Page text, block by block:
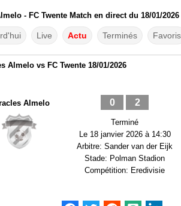
- FC Twente Match en direct du 18/01/2026
Live Actu Terminés Favoris
Almelo vs FC Twente 18/01/2026
Almelo 0 2
Terminé
Le 18 janvier 2026 à 14:30
Arbitre: Sander van der Eijk
Stade: Polman Stadion
Compétition: Eredivisie